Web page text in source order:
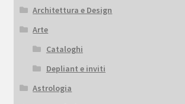
Architettura e Design
Arte
Cataloghi
Depliant e inviti
Astrologia